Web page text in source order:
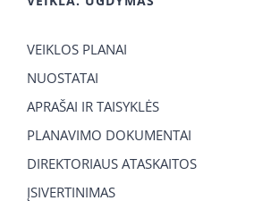
VEIKLOS PLANAI
NUOSTATAI
APRAŠAI IR TAISYKLĖS
PLANAVIMO DOKUMENTAI
DIREKTORIAUS ATASKAITOS
ĮSIVERTINIMAS